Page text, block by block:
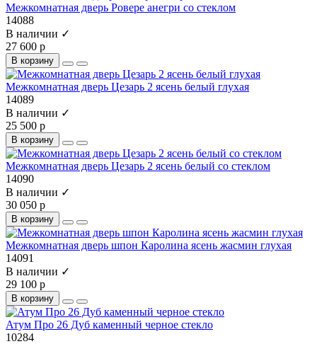
Межкомнатная дверь Ровере анегри со стеклом
14088
В наличии ✓
27 600 р
В корзину
Межкомнатная дверь Цезарь 2 ясень белый глухая
14089
В наличии ✓
25 500 р
В корзину
Межкомнатная дверь Цезарь 2 ясень белый со стеклом
14090
В наличии ✓
30 050 р
В корзину
Межкомнатная дверь шпон Каролина ясень жасмин глухая
14091
В наличии ✓
29 100 р
В корзину
Атум Про 26 Дуб каменный черное стекло
10284